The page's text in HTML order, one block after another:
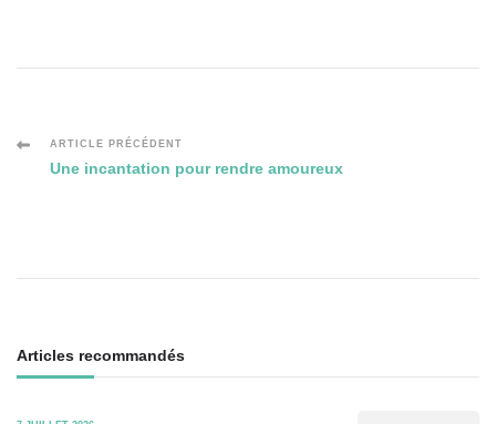
Navigation
ARTICLE PRÉCÉDENT
Une incantation pour rendre amoureux
Articles recommandés